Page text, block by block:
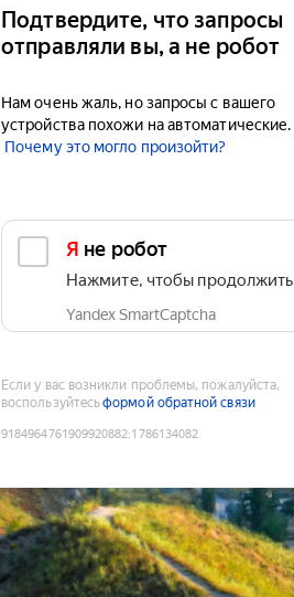
Подтвердите, что запросы
отправляли вы, а не робот
Нам очень жаль, но запросы с вашего
устройства похожи на автоматические.
Почему это могло произойти?
Я не робот
Нажмите, чтобы продолжить
Yandex SmartCaptcha
Если у вас возникли проблемы, пожалуйста,
воспользуйтесьформой обратной связи
9184964761909920882:1786134082